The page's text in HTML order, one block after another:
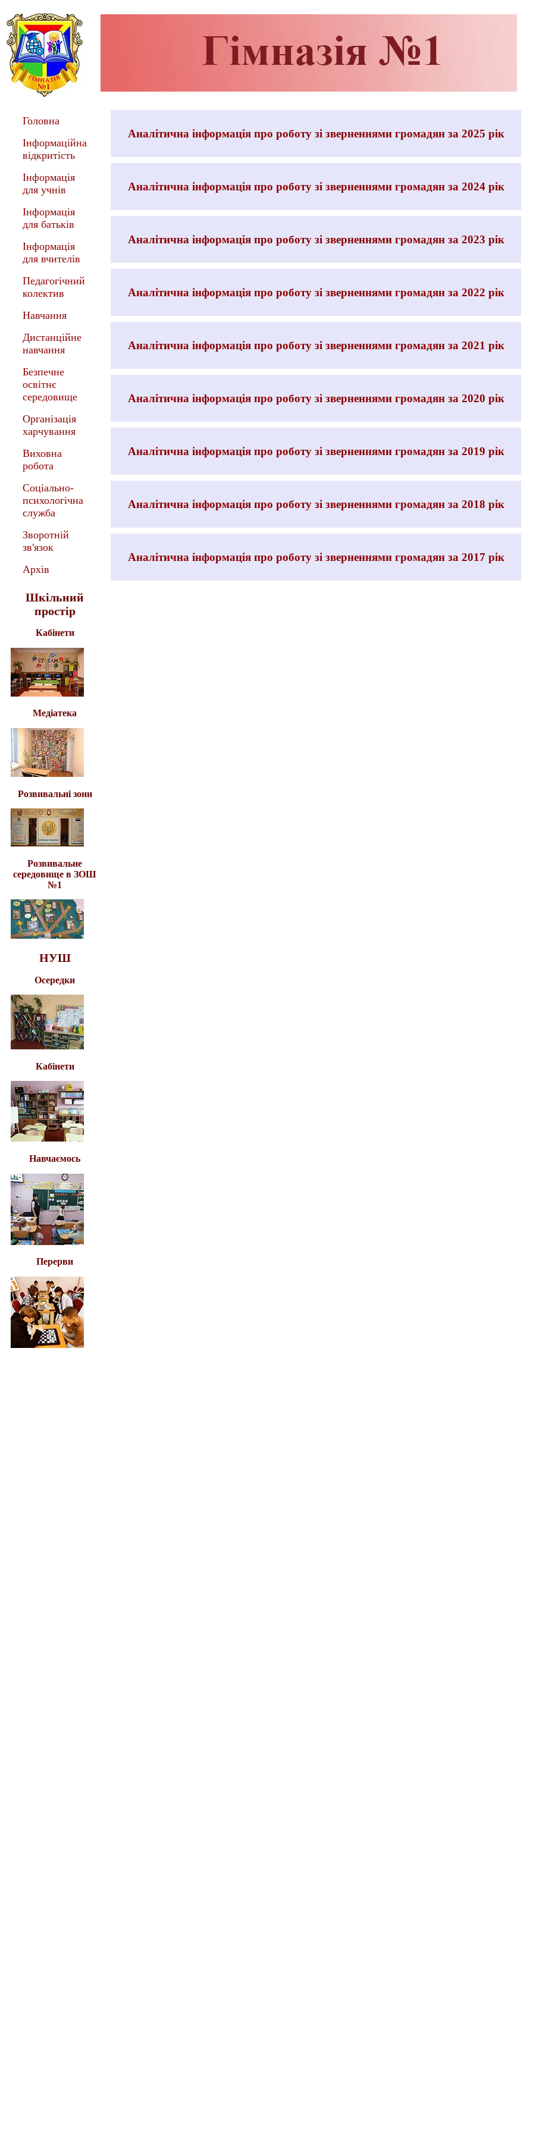
Головна
Інформаційна
відкритість
Інформація
для учнів
Інформація
для батьків
Інформація
для вчителів
Педагогічний
колектив
Навчання
Дистанційне
навчання
Безпечне
освітнє
середовище
Організація
харчування
Виховна
робота
Соціально-
психологічна
служба
Зворотній
зв'язок
Архів
Шкільний
простір
Кабінети
Медіатека
Розвивальні зони
Розвивальне
середовище в ЗОШ
№1
НУШ
Осередки
Кабінети
Навчаємось
Перерви
Аналітична інформація про роботу зі зверненнями громадян за 2025 рік
Аналітична інформація про роботу зі зверненнями громадян за 2024 рік
Аналітична інформація про роботу зі зверненнями громадян за 2023 рік
Аналітична інформація про роботу зі зверненнями громадян за 2022 рік
Аналітична інформація про роботу зі зверненнями громадян за 2021 рік
Аналітична інформація про роботу зі зверненнями громадян за 2020 рік
Аналітична інформація про роботу зі зверненнями громадян за 2019 рік
Аналітична інформація про роботу зі зверненнями громадян за 2018 рік
Аналітична інформація про роботу зі зверненнями громадян за 2017 рік